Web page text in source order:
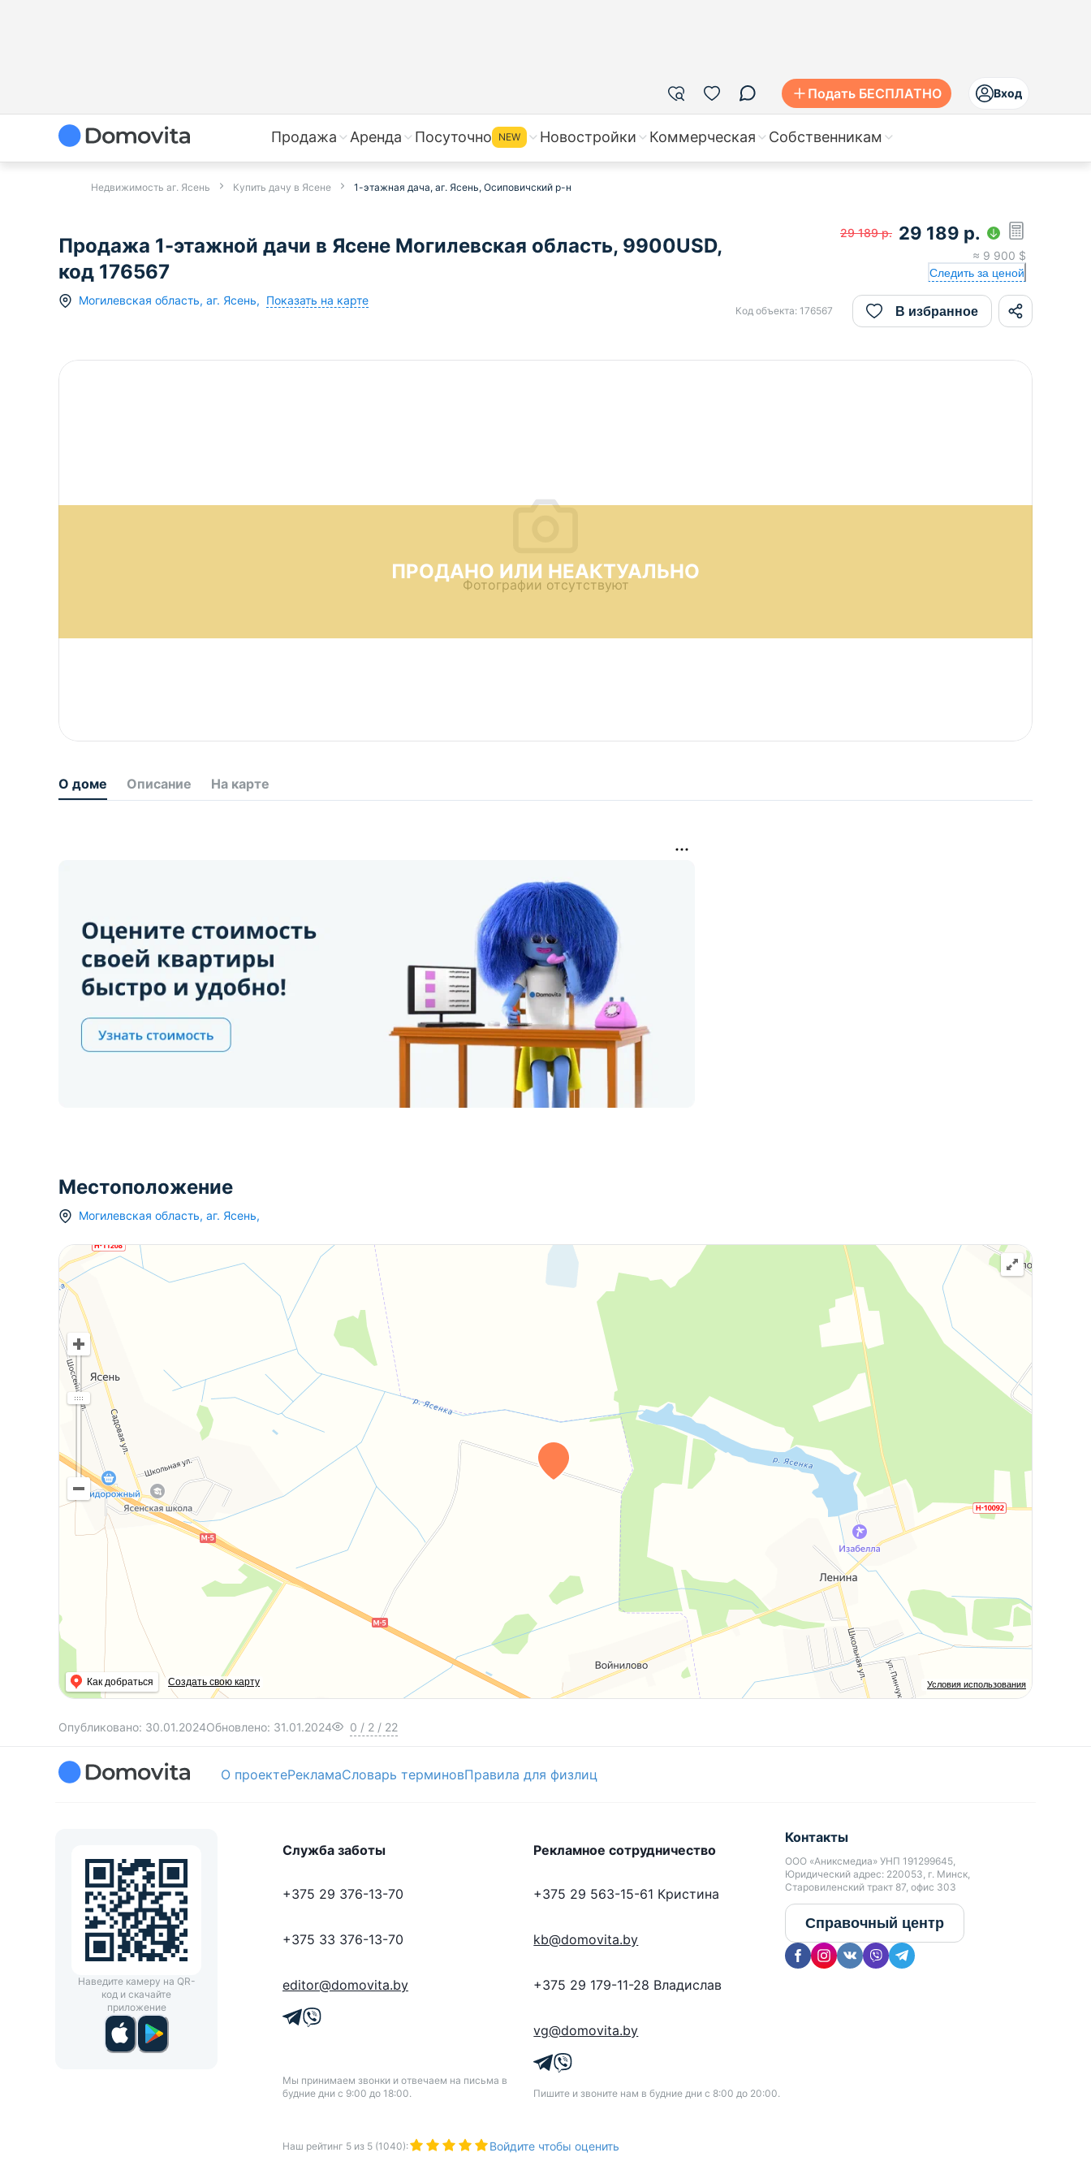
Подать БЕСПЛАТНО Вход
Продажа Аренда Посуточно NEW Новостройки Коммерческая Собственникам
Недвижимость аг. Ясень Купить дачу в Ясене 1-этажная дача, аг. Ясень, Осиповичский р-н
Продажа 1-этажной дачи в Ясене Могилевская область, 9900USD,
код 176567
Могилевская область, аг. Ясень, Показать на карте
29 189 р. 29 189 р.
≈ 9 900 $
Следить за ценой
Код объекта: 176567 В избранное
ПРОДАНО ИЛИ НЕАКТУАЛЬНО
Фотографии отсутствуют
О доме Описание На карте
Местоположение
Могилевская область, аг. Ясень,
Условия использования
Как добраться Создать свою карту
Опубликовано: 30.01.2024Обновлено: 31.01.2024 0 / 2 / 22
О проектеРекламаСловарь терминовПравила для физлиц
Наведите камеру на QR-
код и скачайте
приложение
Служба заботы
+375 29 376-13-70
+375 33 376-13-70
editor@domovita.by
Мы принимаем звонки и отвечаем на письма в
будние дни с 9:00 до 18:00.
Рекламное сотрудничество
+375 29 563-15-61 Кристина
kb@domovita.by
+375 29 179-11-28 Владислав
vg@domovita.by
Пишите и звоните нам в будние дни с 8:00 до 20:00.
Контакты
ООО «Аниксмедиа» УНП 191299645,
Юридический адрес: 220053, г. Минск,
Старовиленский тракт 87, офис 303
Справочный центр
Наш рейтинг 5 из 5 (1040): Войдите чтобы оценить